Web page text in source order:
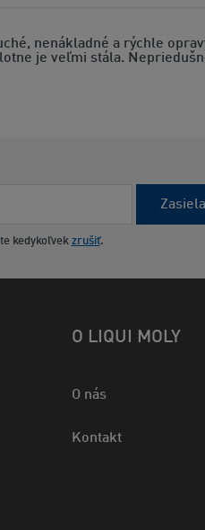
nenákladné a rýchle
je veľmi stála.
kedykoľvek zrušiť.
O LIQUI MOLY
O nás
Kontakt